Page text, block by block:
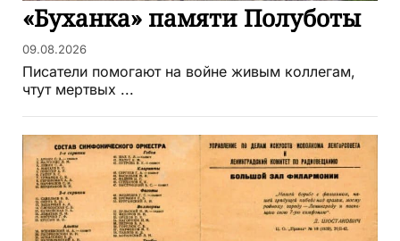
«Буханка» памяти Полуботы
09.08.2026
Писатели помогают на войне живым коллегам,
чтут мертвых ...